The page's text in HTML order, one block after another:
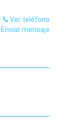
Ver teléfono
Enviar mensaje